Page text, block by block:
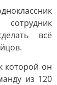
всё
которой он
из 120